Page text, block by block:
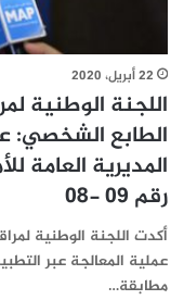
22 أبريل، 2020
اللجنة الوطنية
الطابع الشخصي:
المديرية العامة
رقم 09 -08
أكدت اللجنة الوطنية
عملية المعالجة عبر
مطابقة…